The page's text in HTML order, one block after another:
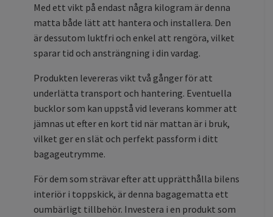
Med ett vikt på endast några kilogram är denna
matta både lätt att hantera och installera. Den
är dessutom luktfri och enkel att rengöra, vilket
sparar tid och ansträngning i din vardag.
Produkten levereras vikt två gånger för att
underlätta transport och hantering. Eventuella
bucklor som kan uppstå vid leverans kommer att
jämnas ut efter en kort tid när mattan är i bruk,
vilket ger en slät och perfekt passform i ditt
bagageutrymme.
För dem som strävar efter att upprätthålla bilens
interiör i toppskick, är denna bagagematta ett
oumbärligt tillbehör. Investera i en produkt som